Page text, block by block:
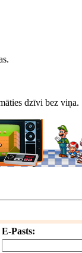
dzīvi bez viņa.
E-Pasts: